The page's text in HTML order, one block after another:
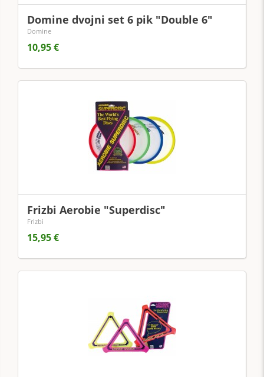
Domine dvojni set 6 pik "Double 6"
Domine
10,95 €
Frizbi Aerobie "Superdisc"
Frizbi
15,95 €